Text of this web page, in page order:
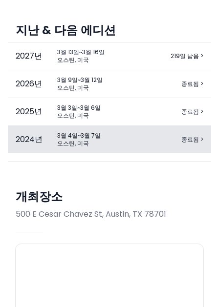
지난 & 다음 에디션
2027년
3월 13일~3월 16일
오스틴, 미국
219일 남음 >
2026년
3월 9일~3월 12일
오스틴, 미국
종료됨 >
2025년
3월 3일~3월 6일
오스틴, 미국
종료됨 >
2024년
3월 4일~3월 7일
오스틴, 미국
종료됨 >
개최장소
500 E Cesar Chavez St, Austin, TX 78701